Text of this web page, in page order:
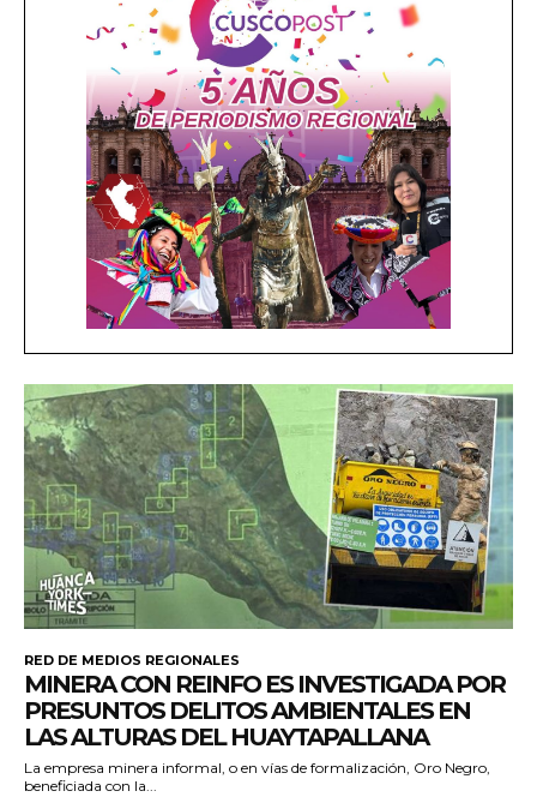
RED DE MEDIOS REGIONALES
MINERA CON REINFO ES INVESTIGADA POR
PRESUNTOS DELITOS AMBIENTALES EN
LAS ALTURAS DEL HUAYTAPALLANA
La empresa minera informal, o en vías de formalización, Oro Negro,
beneficiada con la...